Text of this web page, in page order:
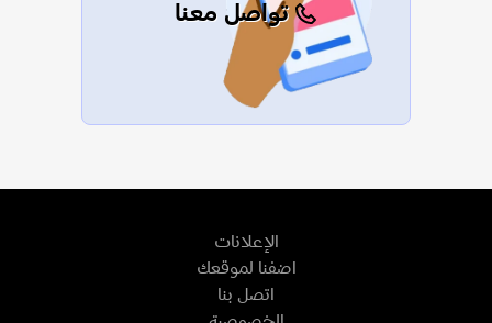
تواصل معنا
الإعلانات
اضفنا لموقعك
اتصل بنا